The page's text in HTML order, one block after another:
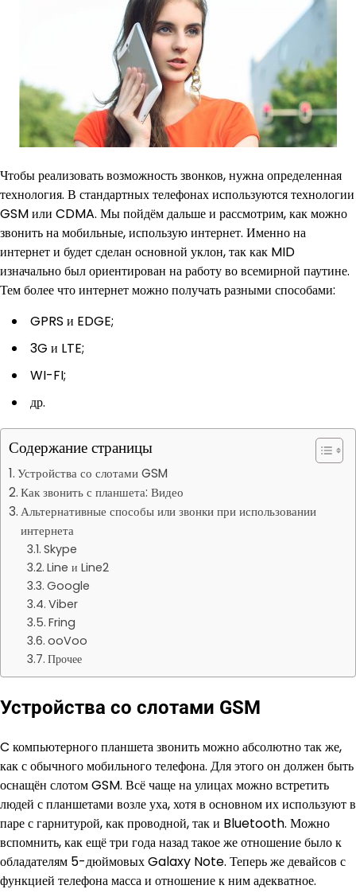
Чтобы реализовать возможность звонков, нужна определенная
технология. В стандартных телефонах используются технологии
GSM или CDMA. Мы пойдём дальше и рассмотрим, как можно
звонить на мобильные, использую интернет. Именно на
интернет и будет сделан основной уклон, так как MID
изначально был ориентирован на работу во всемирной паутине.
Тем более что интернет можно получать разными способами:
GPRS и EDGE;
3G и LTE;
WI-FI;
др.
Содержание страницы
Устройства со слотами GSM
Как звонить с планшета: Видео
Альтернативные способы или звонки при использовании
интернета
Skype
Line и Line2
Google
Viber
Fring
ooVoo
Прочее
Устройства со слотами GSM
C компьютерного планшета звонить можно абсолютно так же,
как с обычного мобильного телефона. Для этого он должен быть
оснащён слотом GSM. Всё чаще на улицах можно встретить
людей с планшетами возле уха, хотя в основном их используют в
паре с гарнитурой, как проводной, так и Bluetooth. Можно
вспомнить, как ещё три года назад такое же отношение было к
обладателям 5-дюймовых Galaxy Note. Теперь же девайсов с
функцией телефона масса и отношение к ним адекватное.